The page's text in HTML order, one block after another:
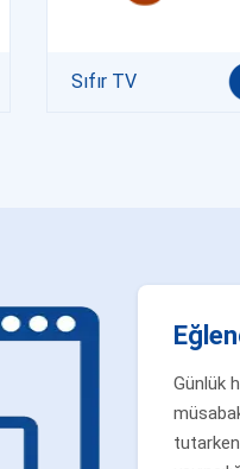
Sıfır TV
Günlük